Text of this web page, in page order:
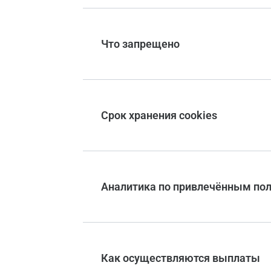
Что запрещено
Срок хранения cookies
Аналитика по привлечённым
Как осуществляются выплаты